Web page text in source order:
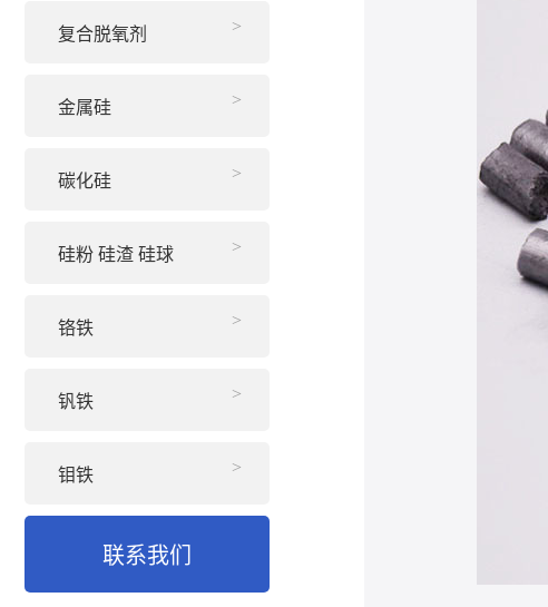
复合脱氧剂
金属硅
碳化硅
硅粉 硅渣 硅球
铬铁
钒铁
钼铁
联系我们